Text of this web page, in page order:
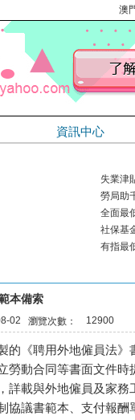
澳
資訊中心
失業津
勞局助
全面最
社保基
有指最
市場利
二月份
最新失
正對有
本備索
02 瀏覽次數： 12900
《聘用外地僱員法》
動合同等書面文件時
載與外地僱員及家務
議書範本、支付報酬